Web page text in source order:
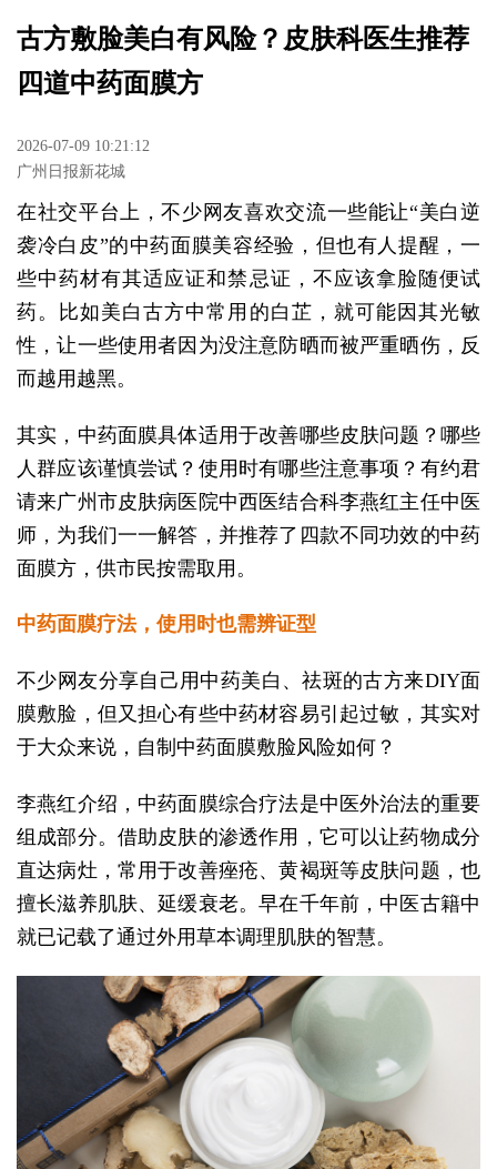
古方敷脸美白有风险？皮肤科医生推荐
四道中药面膜方
2026-07-09 10:21:12
广州日报新花城
在社交平台上，不少网友喜欢交流一些能让“美白逆
袭冷白皮”的中药面膜美容经验，但也有人提醒，一
些中药材有其适应证和禁忌证，不应该拿脸随便试
药。比如美白古方中常用的白芷，就可能因其光敏
性，让一些使用者因为没注意防晒而被严重晒伤，反
而越用越黑。
其实，中药面膜具体适用于改善哪些皮肤问题？哪些
人群应该谨慎尝试？使用时有哪些注意事项？有约君
请来广州市皮肤病医院中西医结合科李燕红主任中医
师，为我们一一解答，并推荐了四款不同功效的中药
面膜方，供市民按需取用。
中药面膜疗法，使用时也需辨证型
不少网友分享自己用中药美白、祛斑的古方来DIY面
膜敷脸，但又担心有些中药材容易引起过敏，其实对
于大众来说，自制中药面膜敷脸风险如何？
李燕红介绍，中药面膜综合疗法是中医外治法的重要
组成部分。借助皮肤的渗透作用，它可以让药物成分
直达病灶，常用于改善痤疮、黄褐斑等皮肤问题，也
擅长滋养肌肤、延缓衰老。早在千年前，中医古籍中
就已记载了通过外用草本调理肌肤的智慧。